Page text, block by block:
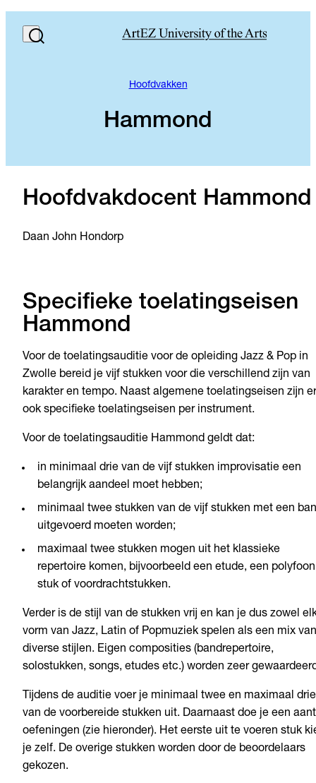
Hoofdvakken
Hammond
Hoofdvakdocent Hammond
Daan John Hondorp
Specifieke toelatingseisen
Hammond
Voor de toelatingsauditie voor de opleiding Jazz & Pop in
Zwolle bereid je vijf stukken voor die verschillend zijn van
karakter en tempo. Naast algemene toelatingseisen zijn er
ook specifieke toelatingseisen per instrument.
Voor de toelatingsauditie Hammond geldt dat:
in minimaal drie van de vijf stukken improvisatie een
belangrijk aandeel moet hebben;
minimaal twee stukken van de vijf stukken met een
uitgevoerd moeten worden;
maximaal twee stukken mogen uit het klassieke
repertoire komen, bijvoorbeeld een etude, een polyfoon
stuk of voordrachtstukken.
Verder is de stijl van de stukken vrij en kan je dus zowel
vorm van Jazz, Latin of Popmuziek spelen als een mix van
diverse stijlen. Eigen composities (bandrepertoire,
solostukken, songs, etudes etc.) worden zeer
Tijdens de auditie voer je minimaal twee en maximaal drie
van de voorbereide stukken uit. Daarnaast doe je een
oefeningen (zie hieronder). Het eerste uit te voeren stuk
je zelf. De overige stukken worden door de beoordelaars
gekozen.